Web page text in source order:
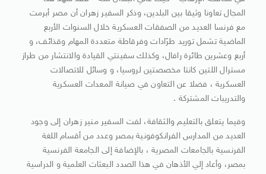
المجال تعاونا وثيقا بين البلدين، وذكر السفير زهران أن مصر أبرمت
مع فرنسا العديد من الصفقات العسكرية خلال السنوات الأربع
الماضية تشمل توريد طرّادات وفرقاطة متعددة المهام وقذائف، و
أربع وعشرين طائرة رافال، وكذلك سفينتي القيادة والانتشار من طراز
مسترال اللتين كانتا مخصصتين لروسيا، و وسائل للاتصالات
العسكرية ، فضلا عن التعاون في صيانة المعدات العسكرية
والتدريبات المشتركة .
وفيما يتعلق بالتعليم والثقافة، لفت السفير منير زهران إلى وجود
العديد من المدارس الفرانكوفونية بمصر وعدد من أقسام اللغة
الفرنسية بالجامعات المصرية ، بالإضافة إلى الجامعة الفرنسية
بمصر، وأعاد إلي الأذهان في هذا الصدد البعثات العلمية و الدراسية